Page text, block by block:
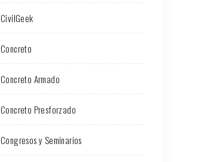
CivilGeek
Concreto
Concreto Armado
Concreto Presforzado
Congresos y Seminarios